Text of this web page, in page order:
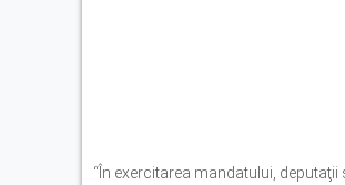
“În exercitarea mandatului, deputaţii